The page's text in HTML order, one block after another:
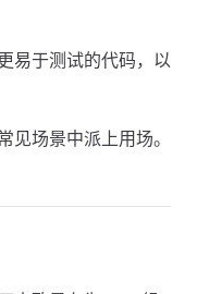
易于测试的代码，以
见场景中派上用场。